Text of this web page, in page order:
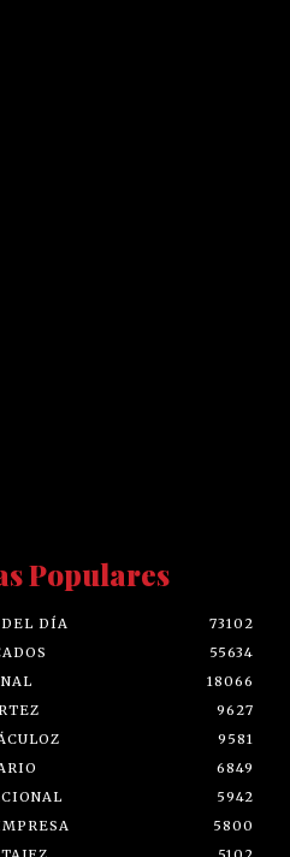
Populares
DÍA
73102
55634
18066
9627
9581
6849
5942
5800